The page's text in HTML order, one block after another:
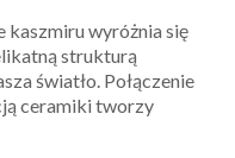
kaszmiru wyróżnia się
strukturą
światło. Połączenie
ceramiki tworzy